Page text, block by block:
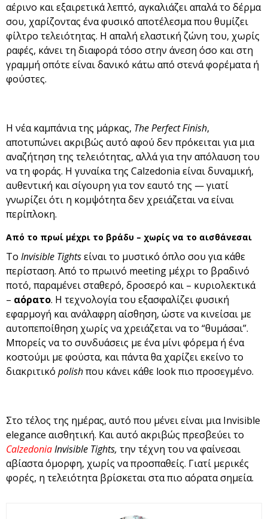
αέρινο και εξαιρετικά λεπτό, αγκαλιάζει απαλά το δέρμα
σου, χαρίζοντας ένα φυσικό αποτέλεσμα που θυμίζει
φίλτρο τελειότητας. Η απαλή ελαστική ζώνη του, χωρίς
ραφές, κάνει τη διαφορά τόσο στην άνεση όσο και στη
γραμμή οπότε είναι δανικό κάτω από στενά φορέματα ή
φούστες.
Η νέα καμπάνια της μάρκας, The Perfect Finish,
αποτυπώνει ακριβώς αυτό αφού δεν πρόκειται για μια
αναζήτηση της τελειότητας, αλλά για την απόλαυση του
να τη φοράς. Η γυναίκα της Calzedonia είναι δυναμική,
αυθεντική και σίγουρη για τον εαυτό της — γιατί
γνωρίζει ότι η κομψότητα δεν χρειάζεται να είναι
περίπλοκη.
Από το πρωί μέχρι το βράδυ – χωρίς να το αισθάνεσαι
Το Invisible Tightsείναι το μυστικό όπλο σου για κάθε
περίσταση. Από το πρωινό meeting μέχρι το βραδινό
ποτό, παραμένει σταθερό, δροσερό και – κυριολεκτικά
– αόρατο. Η τεχνολογία του εξασφαλίζει φυσική
εφαρμογή και ανάλαφρη αίσθηση, ώστε να κινείσαι με
αυτοπεποίθηση χωρίς να χρειάζεται να το “θυμάσαι”.
Μπορείς να το συνδυάσεις με ένα μίνι φόρεμα ή ένα
κοστούμι με φούστα, και πάντα θα χαρίζει εκείνο το
διακριτικό polishπου κάνει κάθε look πιο προσεγμένο.
Στο τέλος της ημέρας, αυτό που μένει είναι μια Invisible
elegance αισθητική. Και αυτό ακριβώς πρεσβεύει το
CalzedoniaInvisible Tights, την τέχνη του να φαίνεσαι
αβίαστα όμορφη, χωρίς να προσπαθείς. Γιατί μερικές
φορές, η τελειότητα βρίσκεται στα πιο αόρατα σημεία.